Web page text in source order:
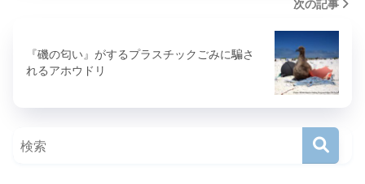
次の記事
『磯の匂い』がするプラスチックごみに騙さ
れるアホウドリ